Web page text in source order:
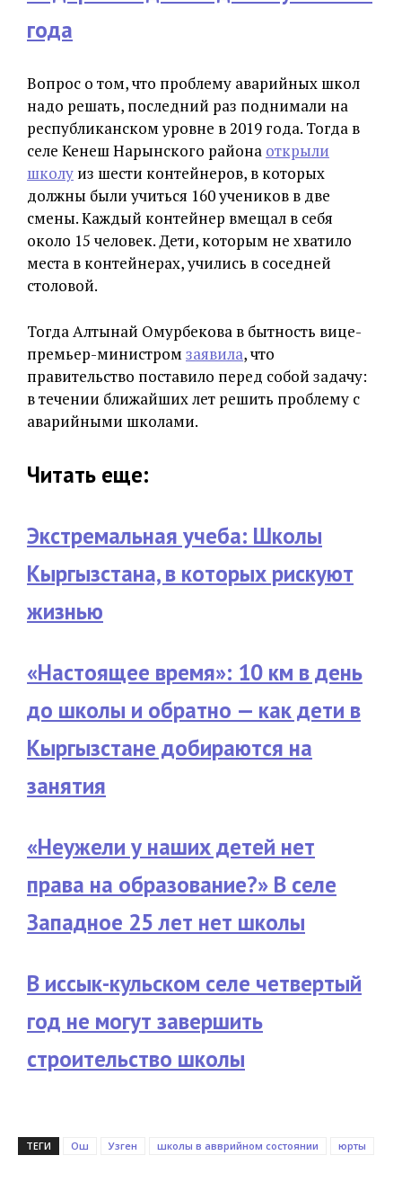
года
Вопрос о том, что проблему аварийных школ
надо решать, последний раз поднимали на
республиканском уровне в 2019 года. Тогда в
селе Кенеш Нарынского района открыли
школу из шести контейнеров, в которых
должны были учиться 160 учеников в две
смены. Каждый контейнер вмещал в себя
около 15 человек. Дети, которым не хватило
места в контейнерах, учились в соседней
столовой.
Тогда Алтынай Омурбекова в бытность вице-
премьер-министромзаявила, что
правительство поставило перед собой задачу:
в течении ближайших лет решить проблему с
аварийными школами.
Читать еще:
Экстремальная учеба: Школы
Кыргызстана, в которых рискуют
жизнью
«Настоящее время»: 10 км в день
до школы и обратно — как дети в
Кыргызстане добираются на
занятия
«Неужели у наших детей нет
права на образование?» В селе
Западное 25 лет нет школы
В иссык-кульском селе четвертый
год не могут завершить
строительство школы
ТЕГИ Ош Узген школы в авврийном состоянии юрты